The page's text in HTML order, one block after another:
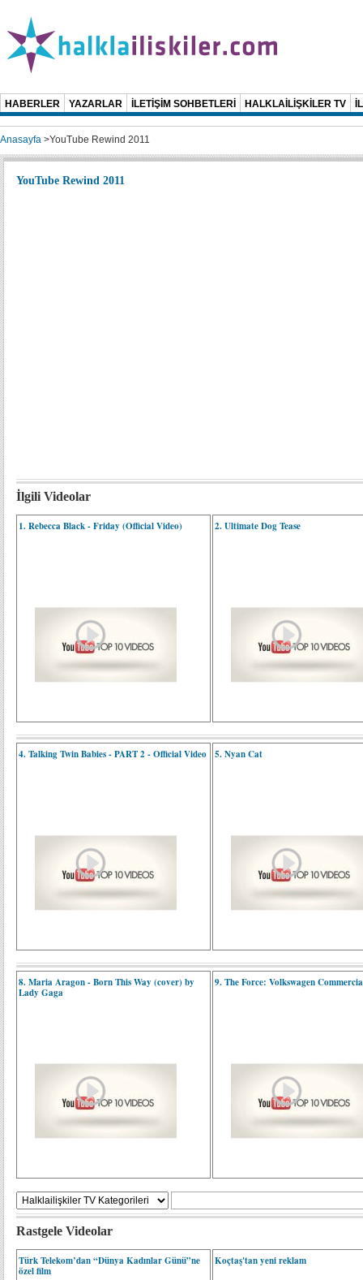
HABERLER YAZARLAR İLETİŞİM SOHBETLERİ HALKLAİLİŞKİLER TV
Anasayfa >YouTube Rewind 2011
YouTube Rewind 2011
İlgili Videolar
1. Rebecca Black - Friday (Official Video) 2. Ultimate Dog Tease
4. Talking Twin Babies - PART 2 - Official Video 5. Nyan Cat
8. Maria Aragon - Born This Way (cover) by
Lady Gaga
9. The Force: Volkswagen
Rastgele Videolar
Türk Telekom’dan “Dünya Kadınlar Günü”ne
özel film
Koçtaş'tan yeni reklam